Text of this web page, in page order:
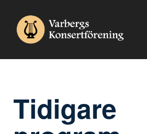
Tidigare